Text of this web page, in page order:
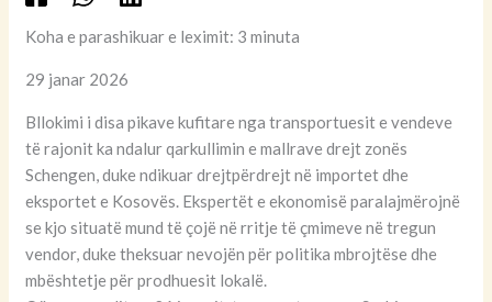
Koha e parashikuar e leximit: 3 minuta
29 janar 2026
Bllokimi i disa pikave kufitare nga transportuesit e vendeve
të rajonit ka ndalur qarkullimin e mallrave drejt zonës
Schengen, duke ndikuar drejtpërdrejt në importet dhe
eksportet e Kosovës. Ekspertët e ekonomisë paralajmërojnë
se kjo situatë mund të çojë në rritje të çmimeve në tregun
vendor, duke theksuar nevojën për politika mbrojtëse dhe
mbështetje për prodhuesit lokalë.